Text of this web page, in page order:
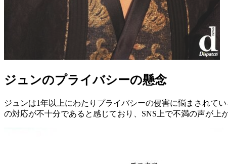
ジュンのプライバシーの懸念
ジュンは1年以上にわたりプライバシーの侵害に悩まされて
の対応が不十分であると感じており、SNS上で不満の声が上